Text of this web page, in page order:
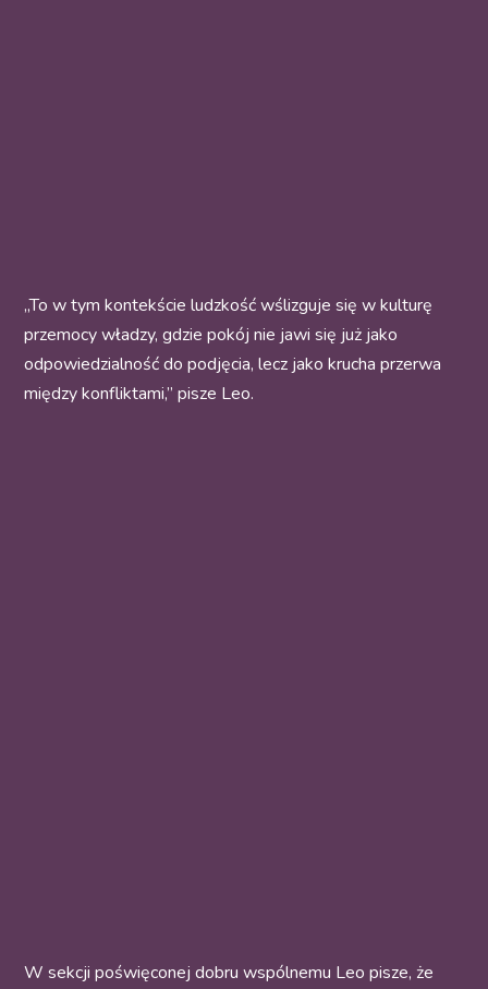
„To w tym kontekście ludzkość wślizguje się w kulturę
przemocy władzy, gdzie pokój nie jawi się już jako
odpowiedzialność do podjęcia, lecz jako krucha przerwa
między konfliktami,” pisze Leo.
W sekcji poświęconej dobru wspólnemu Leo pisze, że